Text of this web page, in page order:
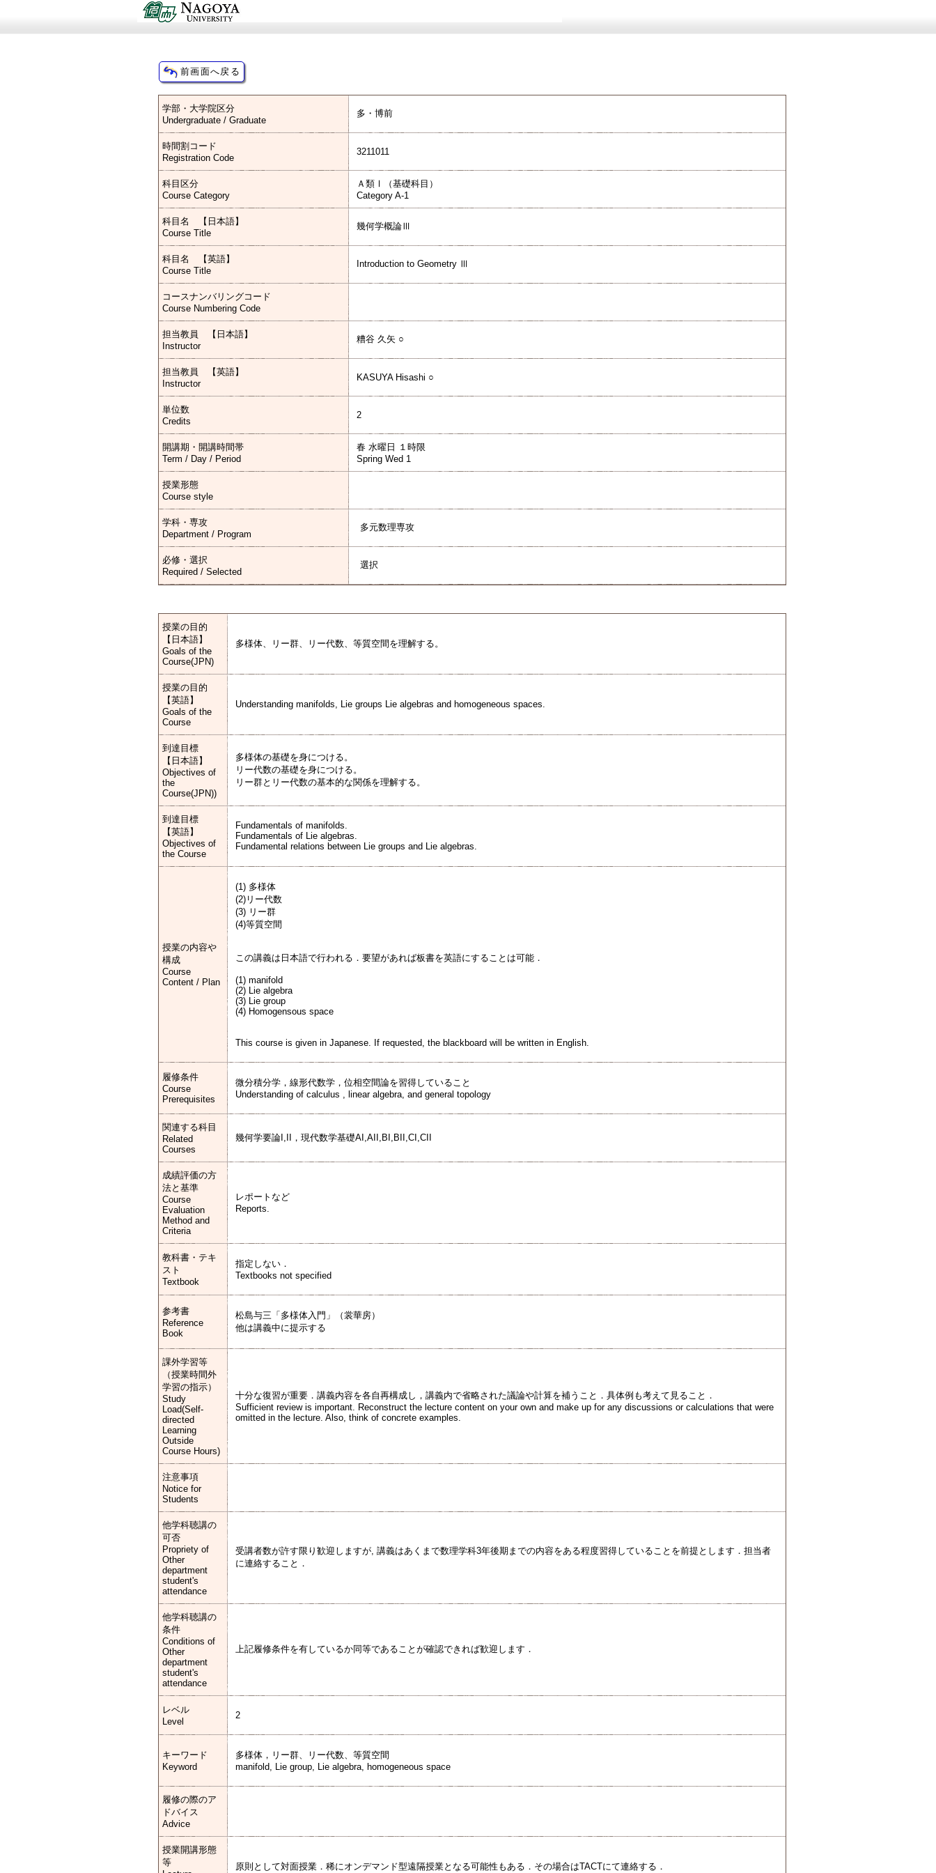
学部・大学院区分
Undergraduate / Graduate
多・博前
時間割コード
Registration Code
3211011
科目区分
Course Category
Ａ類Ⅰ（基礎科目）
Category A-1
科目名 【日本語】
Course Title
幾何学概論Ⅲ
科目名 【英語】
Course Title
Introduction to Geometry Ⅲ
コースナンバリングコード
Course Numbering Code
担当教員 【日本語】
Instructor
糟谷 久矢 ○
担当教員 【英語】
Instructor
KASUYA Hisashi ○
単位数
Credits
2
開講期・開講時間帯
Term / Day / Period
春 水曜日 １時限
Spring Wed 1
授業形態
Course style
学科・専攻
Department / Program
多元数理専攻
必修・選択
Required / Selected
選択
授業の目的
【日本語】
Goals of the
Course(JPN)
多様体、リー群、リー代数、等質空間を理解する。
授業の目的
【英語】
Goals of the
Course
Understanding manifolds, Lie groups Lie algebras and homogeneous spaces.
到達目標
【日本語】
Objectives of
the
Course(JPN))
多様体の基礎を身につける。
リー代数の基礎を身につける。
リー群とリー代数の基本的な関係を理解する。
到達目標
【英語】
Objectives of
the Course
Fundamentals of manifolds.
Fundamentals of Lie algebras.
Fundamental relations between Lie groups and Lie algebras.
授業の内容や
構成
Course
Content / Plan
(1) 多様体
(2)リー代数
(3) リー群
(4)等質空間
この講義は日本語で行われる．要望があれば板書を英語にすることは可能．
(1) manifold
(2) Lie algebra
(3) Lie group
(4) Homogensous space
This course is given in Japanese. If requested, the blackboard will be written in English.
履修条件
Course
Prerequisites
微分積分学，線形代数学，位相空間論を習得していること
Understanding of calculus , linear algebra, and general topology
関連する科目
Related
Courses
幾何学要論I,II，現代数学基礎AI,AII,BI,BII,CI,CII
成績評価の方
法と基準
Course
Evaluation
Method and
Criteria
レポートなど
Reports.
教科書・テキ
スト
Textbook
指定しない．
Textbooks not specified
参考書
Reference
Book
松島与三「多様体入門」（裳華房）
他は講義中に提示する
課外学習等
（授業時間外
学習の指示）
Study
Load(Self-
directed
Learning
Outside
Course Hours)
十分な復習が重要．講義内容を各自再構成し，講義内で省略された議論や計算を補うこと．具体例も考えて見ること．
Sufficient review is important. Reconstruct the lecture content on your own and make up for any discussions or calculations that were
omitted in the lecture. Also, think of concrete examples.
注意事項
Notice for
Students
他学科聴講の
可否
Propriety of
Other
department
student's
attendance
受講者数が許す限り歓迎しますが, 講義はあくまで数理学科3年後期までの内容をある程度習得していることを前提とします．担当者
に連絡すること．
他学科聴講の
条件
Conditions of
Other
department
student's
attendance
上記履修条件を有しているか同等であることが確認できれば歓迎します．
レベル
Level
2
キーワード
Keyword
多様体，リー群、リー代数、等質空間
manifold, Lie group, Lie algebra, homogeneous space
履修の際のア
ドバイス
Advice
授業開講形態
等
原則として対面授業．稀にオンデマンド型遠隔授業となる可能性もある．その場合はTACTにて連絡する．